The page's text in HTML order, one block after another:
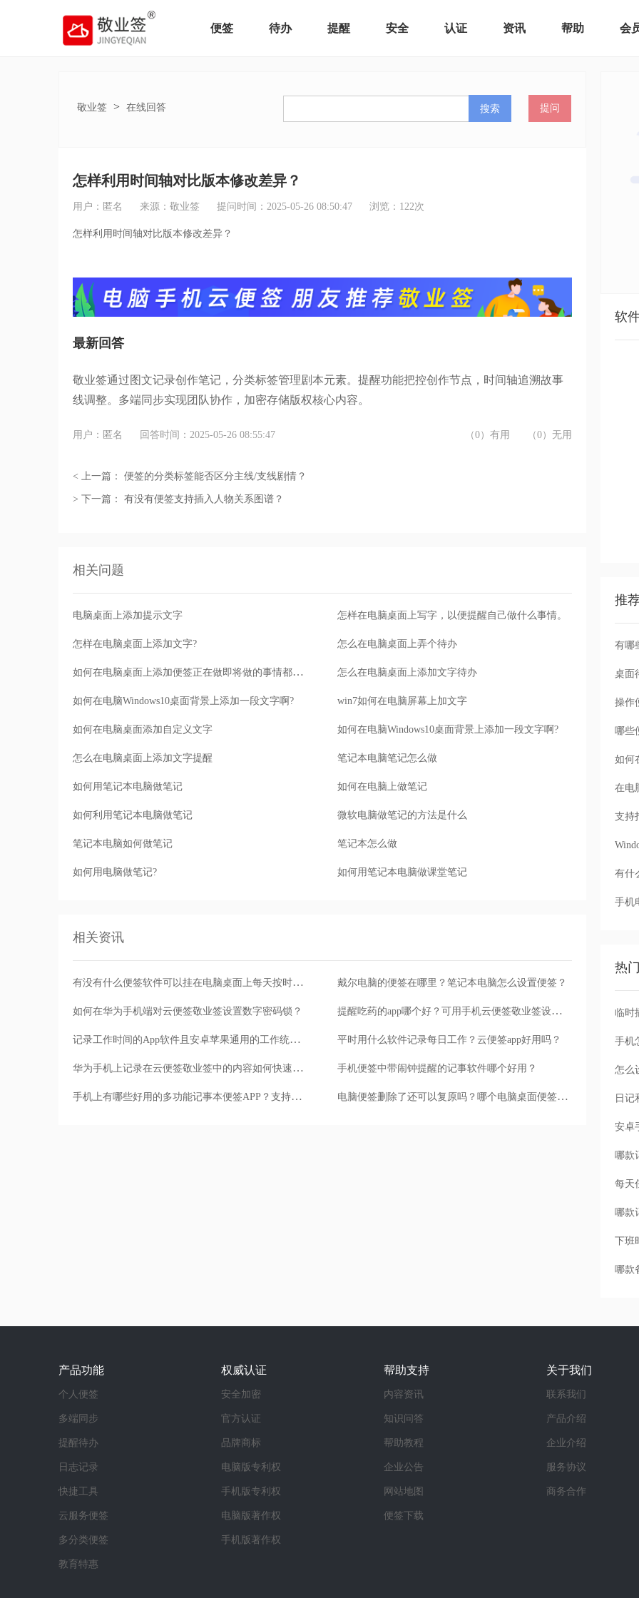
便签 待办 提醒 安全 认证 资讯 帮助 会
敬业签 > 在线回答 搜索 提问
怎样利用时间轴对比版本修改差异？
用户：匿名 来源：敬业签 提问时间：2025-05-26 08:50:47 浏览： 122次
怎样利用时间轴对比版本修改差异？
最新回答
敬业签通过图文记录创作笔记，分类标签管理剧本元素。提醒功能把控创作节点，时间轴追溯故事
线调整。多端同步实现团队协作，加密存储版权核心内容。
用户：匿名 回答时间：2025-05-26 08:55:47 （0）有用 （0）无用
< 上一篇： 便签的分类标签能否区分主线/支线剧情？
> 下一篇： 有没有便签支持插入人物关系图谱？
相关问题
电脑桌面上添加提示文字 怎样在电脑桌面上写字，以便提醒自己做什么事情。
怎样在电脑桌面上添加文字? 怎么在电脑桌面上弄个待办
如何在电脑桌面上添加便签正在做即将做的事情都记上 怎么在电脑桌面上添加文字待办
如何在电脑Windows10桌面背景上添加一段文字啊? win7如何在电脑屏幕上加文字
如何在电脑桌面添加自定义文字 如何在电脑Windows10桌面背景上添加一段文字啊?
怎么在电脑桌面上添加文字提醒 笔记本电脑笔记怎么做
如何用笔记本电脑做笔记 如何在电脑上做笔记
如何利用笔记本电脑做笔记 微软电脑做笔记的方法是什么
笔记本电脑如何做笔记 笔记本怎么做
如何用电脑做笔记? 如何用笔记本电脑做课堂笔记
相关资讯
有没有什么便签软件可以挂在电脑桌面上每天按时提醒自己做事？ 戴尔电脑的便签在哪里？笔记本电脑怎么设置便签？
如何在华为手机端对云便签敬业签设置数字密码锁？ 提醒吃药的app哪个好？可用手机云便签敬业签设置吃药提醒
记录工作时间的App软件且安卓苹果通用的工作统计便签有哪些？ 平时用什么软件记录每日工作？云便签app好用吗？
华为手机上记录在云便签敬业签中的内容如何快速分享给好友？ 手机便签中带闹钟提醒的记事软件哪个好用？
手机上有哪些好用的多功能记事本便签APP？支持定时提醒记事内容 电脑便签删除了还可以复原吗？哪个电脑桌面便签内容删除支持找回来
软
推
有哪
桌面
操作
哪些
如何
在电
支持
有什
手机
热
手机
怎么
每天
下班
产品功能
个人便签
多端同步
提醒待办
日志记录
快捷工具
云服务便签
多分类便签
教育特惠
权威认证
安全加密
官方认证
品牌商标
电脑版专利权
手机版专利权
电脑版著作权
手机版著作权
帮助支持
内容资讯
知识问答
帮助教程
企业公告
网站地图
便签下载
关于我们
联系我们
产品介绍
企业介绍
服务协议
商务合作